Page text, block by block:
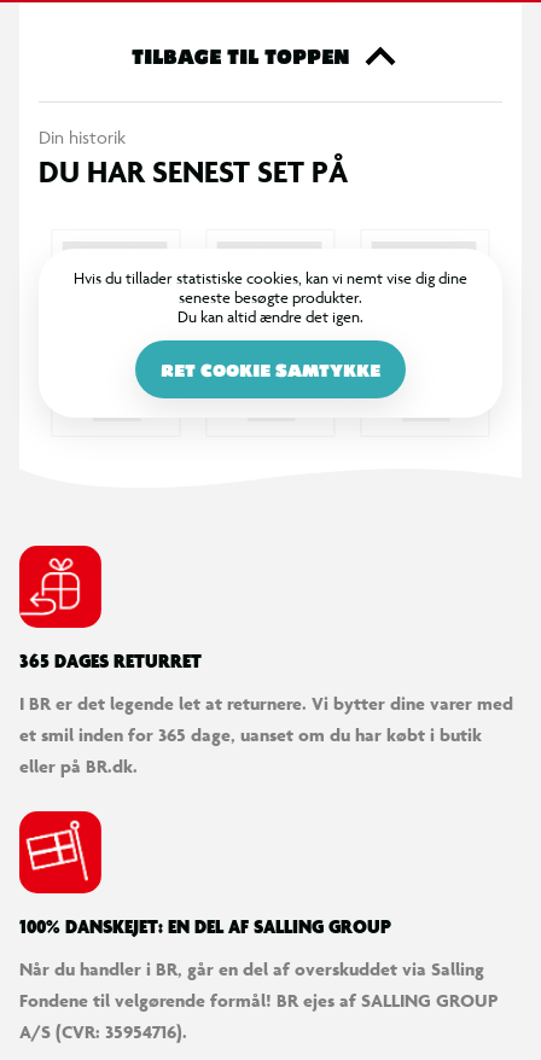
mønstre kan variere.TILBAGE TIL TOPPEN
Din historik
DU HAR SENEST SET PÅ
Hvis du tillader statistiske cookies, kan vi nemt vise dig dine
seneste besøgte produkter.
Du kan altid ændre det igen.
RET COOKIE SAMTYKKE
365 DAGES RETURRET
I BR er det legende let at returnere. Vi bytter dine varer med
et smil inden for 365 dage, uanset om du har købt i butik
eller på BR.dk.
100% DANSKEJET: EN DEL AF SALLING GROUP
Når du handler i BR, går en del af overskuddet via Salling
Fondene til velgørende formål! BR ejes af SALLING GROUP
A/S (CVR: 35954716).